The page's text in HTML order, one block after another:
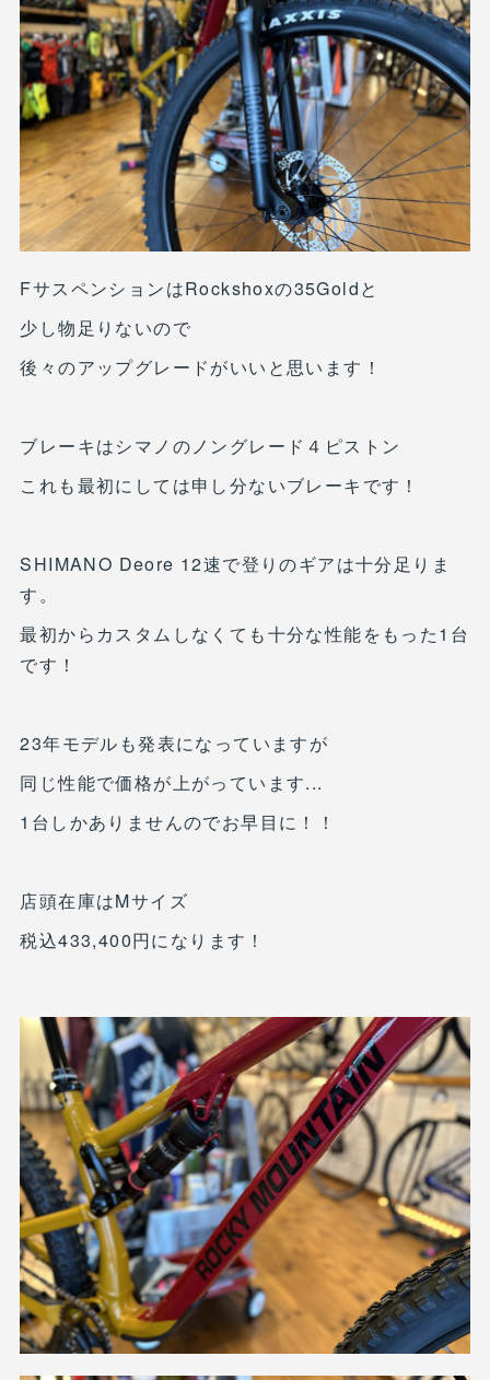
FサスペンションはRockshoxの35Goldと
少し物足りないので
後々のアップグレードがいいと思います！
ブレーキはシマノのノングレード４ピストン
これも最初にしては申し分ないブレーキです！
SHIMANO Deore 12速で登りのギアは十分足りま
す。
最初からカスタムしなくても十分な性能をもった1台
です！
23年モデルも発表になっていますが
同じ性能で価格が上がっています...
1台しかありませんのでお早目に！！
店頭在庫はMサイズ
税込433,400円になります！